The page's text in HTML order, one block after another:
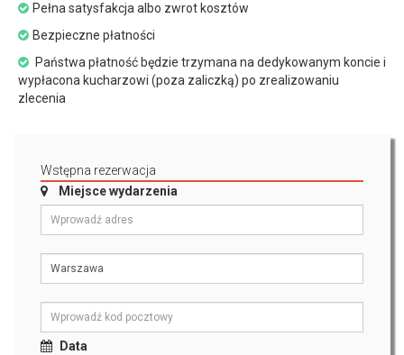
Pełna satysfakcja albo zwrot kosztów
Bezpieczne płatności
Państwa płatność będzie trzymana na dedykowanym koncie i
wypłacona kucharzowi (poza zaliczką) po zrealizowaniu
zlecenia
Wstępna rezerwacja
Miejsce wydarzenia
Data